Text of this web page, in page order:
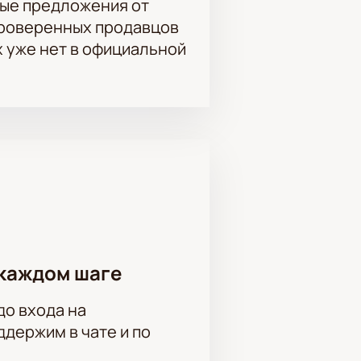
сцена казни, бал призраков
Мария Матвеева, Никита
рекомендуем
предложения от
продавцов
нет в официальной
шаге
входа на
в чате и по